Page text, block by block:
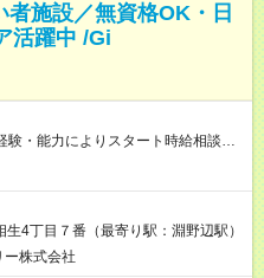
者施設／無資格OK・日
活躍中 /Gi
・能力によりスタート時給相談
試用期間の長さ：3ヶ月 雇用形態、
生4丁目７番（最寄り駅：淵野辺駅）
ー株式会社